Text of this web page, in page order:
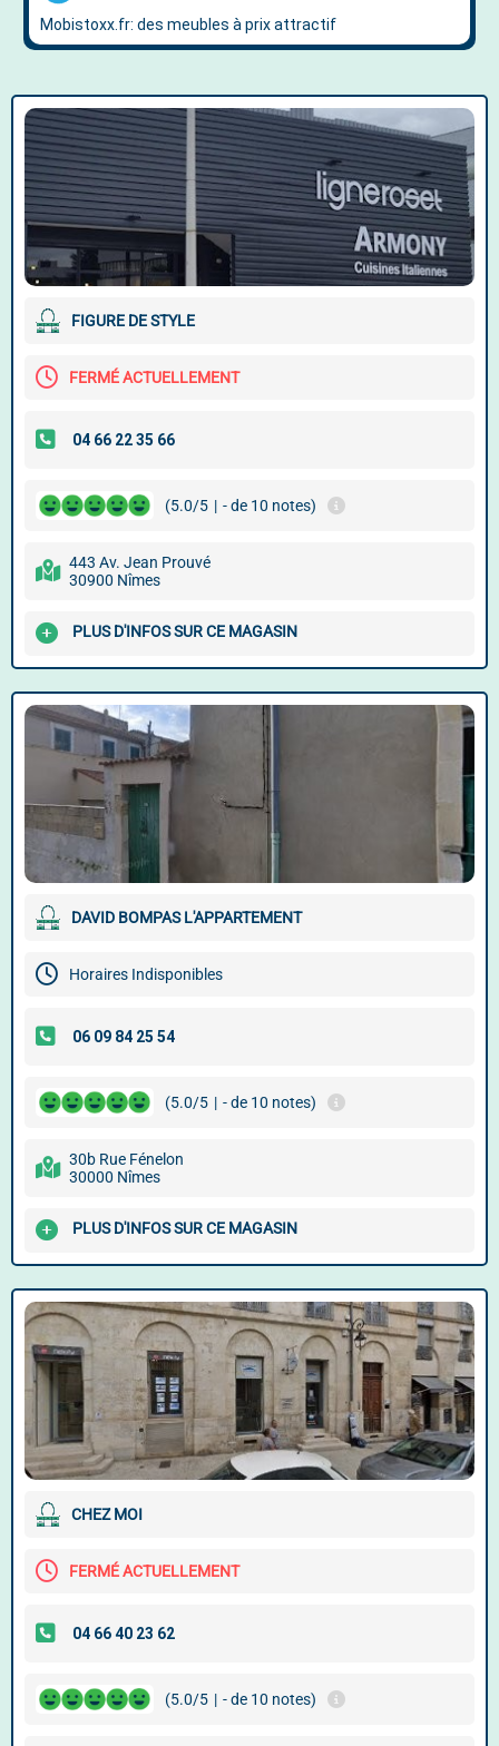
FIGURE DE STYLE
FERMÉ ACTUELLEMENT
(5.0/5 | - de 10 notes)
443 Av. Jean Prouvé
30900 Nîmes
PLUS D'INFOS SUR CE MAGASIN
DAVID BOMPAS L'APPARTEMENT
Horaires Indisponibles
(5.0/5 | - de 10 notes)
30b Rue Fénelon
30000 Nîmes
PLUS D'INFOS SUR CE MAGASIN
CHEZ MOI
FERMÉ ACTUELLEMENT
(5.0/5 | - de 10 notes)